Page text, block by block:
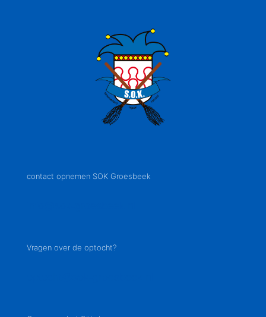
contact opnemen SOK Groesbeek
Vragen over de optocht?